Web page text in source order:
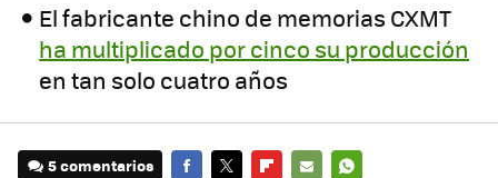
El fabricante chino de memorias CXMT
ha multiplicado por cinco su producción
en tan solo cuatro años
5 comentarios